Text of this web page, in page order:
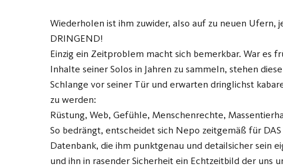
Wiederholen ist ihm zuwider, also auf zu neuen Ufern,
DRINGEND!
Einzig ein Zeitproblem macht sich bemerkbar. War es
Inhalte seiner Solos in Jahren zu sammeln, stehen
Schlange vor seiner Tür und erwarten dringlichst
zu werden:
Rüstung, Web, Gefühle, Menschenrechte,
So bedrängt, entscheidet sich Nepo zeitgemäß für
Datenbank, die ihm punktgenau und detailsicher sein
und ihn in rasender Sicherheit ein Echtzeitbild der uns